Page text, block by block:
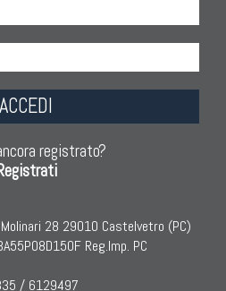
ACCEDI
registrato?
28 29010 Castelvetro (PC)
Reg.Imp. PC
/ 6129497